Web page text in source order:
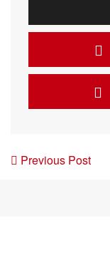
Post
Previous Post